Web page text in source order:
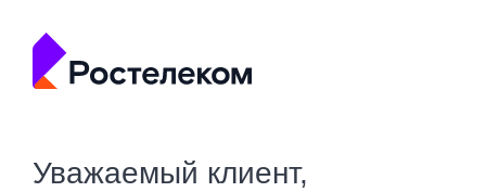
Уважаемый клиент,